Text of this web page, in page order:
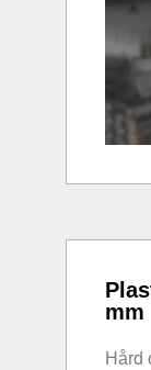
mm
Hård